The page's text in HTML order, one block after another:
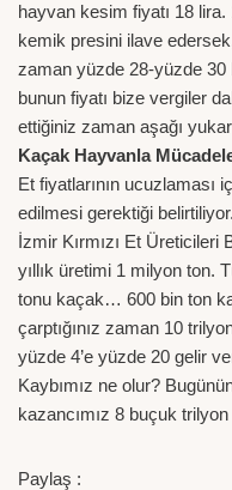
hayvan kesim fiyatı 18
kemik presini ilave
zaman yüzde 28-yüzde 30
bunun fiyatı bize vergiler
ettiğiniz zaman aşağı
Kaçak Hayvanla
Et fiyatlarının
edilmesi gerektiği belirtiliyor.
İzmir Kırmızı Et Üreticileri
yıllık üretimi 1 milyon ton.
tonu kaçak… 600 bin ton
çarptığınız zaman 10
yüzde 4’e yüzde 20 gelir
Kaybımız ne olur?
kazancımız 8 buçuk
Paylaş :